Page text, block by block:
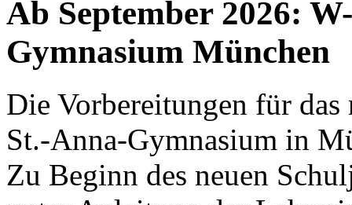
Ab September 2026:
Gymnasium München
Die Vorbereitungen für das
St.-Anna-Gymnasium in
Zu Beginn des neuen